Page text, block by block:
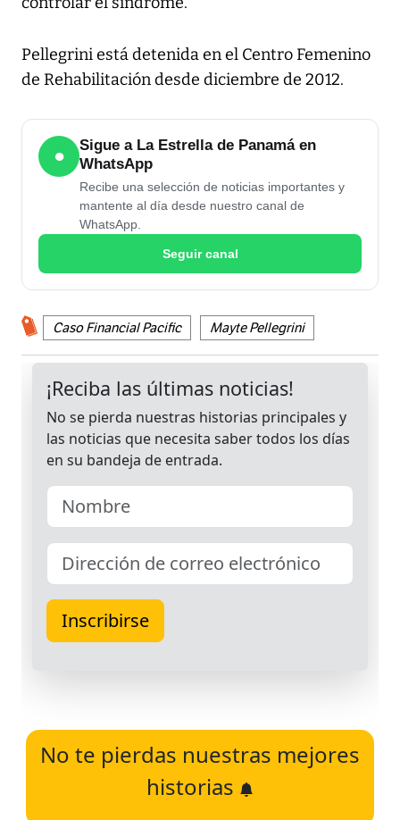
Pellegrini está detenida en el Centro Femenino
de Rehabilitación desde diciembre de 2012.
●
Sigue a La Estrella de Panamá en
WhatsApp
Recibe una selección de noticias importantes y
mantente al día desde nuestro canal de
WhatsApp.
Seguir canal
Caso Financial Pacific Mayte Pellegrini
No te pierdas nuestras mejores
historias